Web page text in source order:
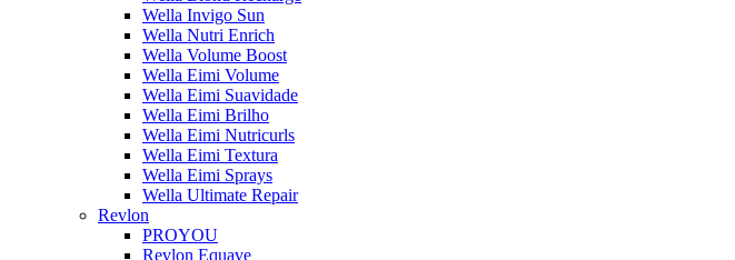
Wella Invigo Sun
Wella Nutri Enrich
Wella Volume Boost
Wella Eimi Volume
Wella Eimi Suavidade
Wella Eimi Brilho
Wella Eimi Nutricurls
Wella Eimi Textura
Wella Eimi Sprays
Wella Ultimate Repair
Revlon
PROYOU
Revlon Equave